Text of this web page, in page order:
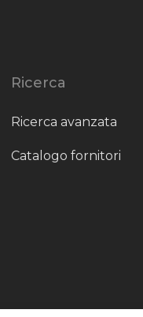
Ricerca
Ricerca avanzata
Catalogo fornitori